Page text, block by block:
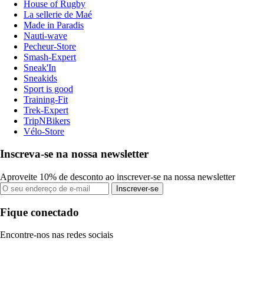
House of Rugby
La sellerie de Maé
Made in Paradis
Nauti-wave
Pecheur-Store
Smash-Expert
Sneak'In
Sneakids
Sport is good
Training-Fit
Trek-Expert
TripNBikers
Vélo-Store
Inscreva-se na nossa newsletter
Aproveite 10% de desconto ao inscrever-se na nossa newsletter
Inscrever-se
Fique conectado
Encontre-nos nas redes sociais